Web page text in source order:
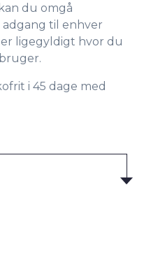
du omgå
til enhver
ligegyldigt hvor du
i 45 dage med